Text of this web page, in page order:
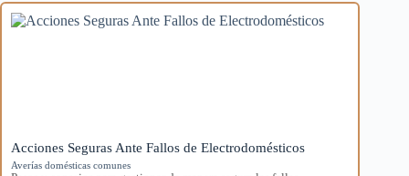
Acciones Seguras Ante Fallos de Electrodomésticos
Averías domésticas comunes